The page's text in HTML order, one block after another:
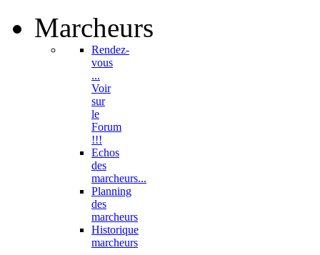
Marcheurs
Rendez-
vous
...
Voir
sur
le
Forum
!!!
Echos
des
marcheurs...
Planning
des
marcheurs
Historique
marcheurs